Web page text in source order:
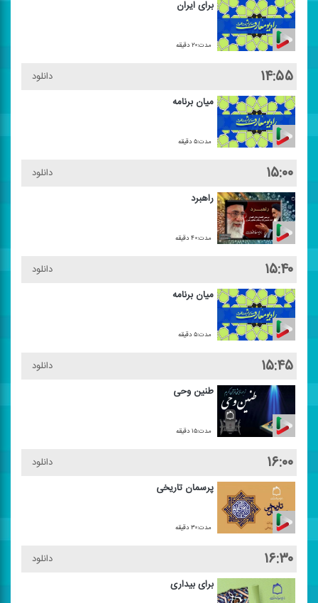
برای ایران
مدت:۲۰ دقیقه
۱۴:۵۵
دانلود
میان برنامه
مدت:۵ دقیقه
۱۵:۰۰
دانلود
راهبرد
مدت:۴۰ دقیقه
۱۵:۴۰
دانلود
میان برنامه
مدت:۵ دقیقه
۱۵:۴۵
دانلود
طنین وحی
مدت:۱۵ دقیقه
۱۶:۰۰
دانلود
پرسمان تاریخی
مدت:۳۰ دقیقه
۱۶:۳۰
دانلود
برای بیداری